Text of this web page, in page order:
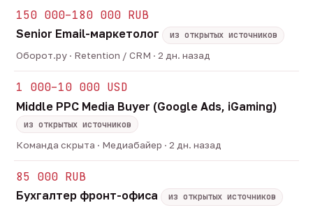
150 000–180 000 RUB
Senior Email-маркетолог
из открытых источников
Оборот.ру · Retention / CRM · 2 дн. назад
1 000–10 000 USD
Middle PPC Media Buyer (Google Ads, iGaming)
из открытых источников
Команда скрыта · Медиабайер · 2 дн. назад
85 000 RUB
Бухгалтер фронт-офиса из открытых источников